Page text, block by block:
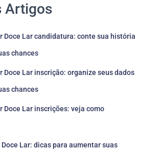
Artigos
Doce Lar candidatura: conte sua história
chances
Doce Lar inscrição: organize seus dados
chances
Doce Lar inscrições: veja como
Lar: dicas para aumentar suas